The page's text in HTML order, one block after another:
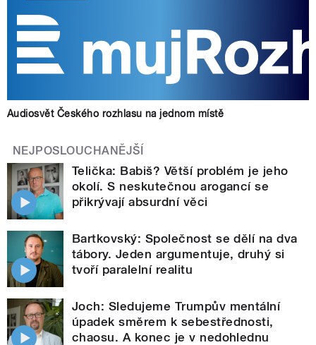
Audiosvět Českého rozhlasu na jednom místě
NEJPOSLOUCHANĚJŠÍ
Telička: Babiš? Větší problém je jeho
okolí. S neskutečnou arogancí se
přikrývají absurdní věci
Bartkovský: Společnost se dělí na dva
tábory. Jeden argumentuje, druhý si
tvoří paralelní realitu
Joch: Sledujeme Trumpův mentální
úpadek směrem k sebestřednosti,
chaosu. A konec je v nedohlednu